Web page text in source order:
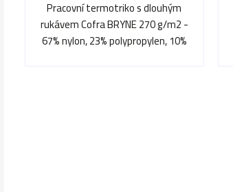
Pracovní termotriko s dlouhým
rukávem Cofra BRYNE 270 g/m2 -
67% nylon, 23% polypropylen, 10%